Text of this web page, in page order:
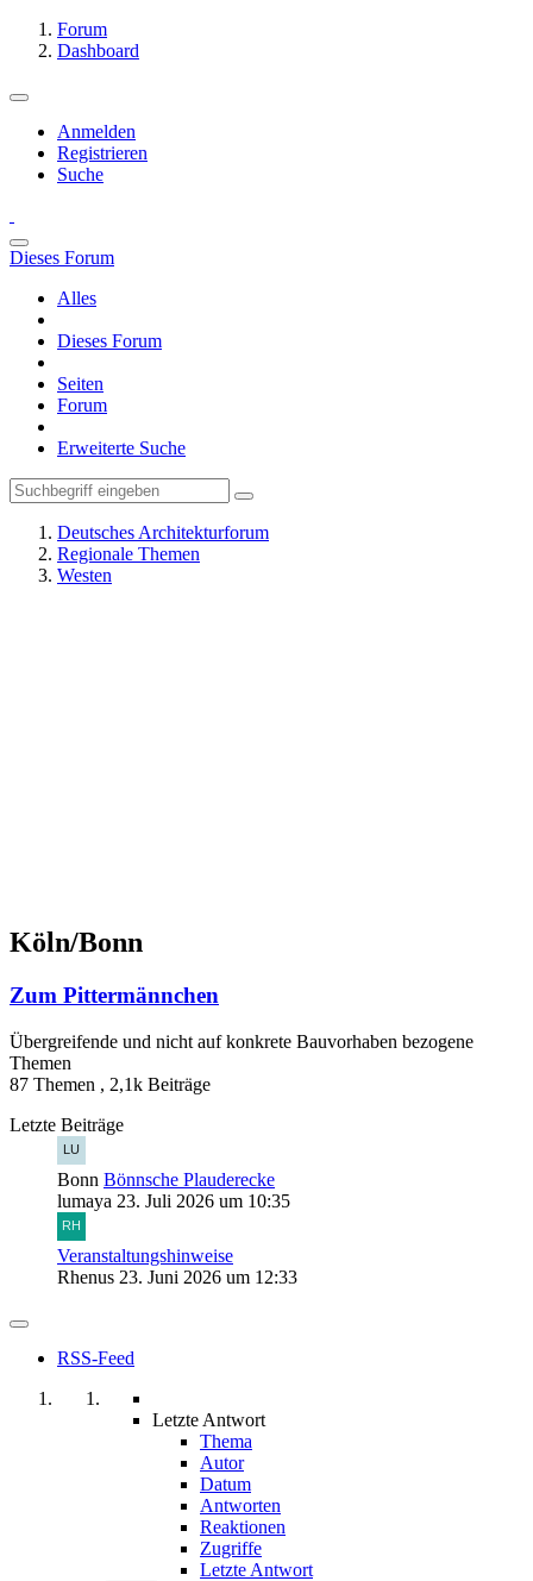
Forum
Dashboard
Anmelden
Registrieren
Suche
Dieses Forum
Alles
Dieses Forum
Seiten
Forum
Erweiterte Suche
Deutsches Architekturforum
Regionale Themen
Westen
Köln/Bonn
Zum Pittermännchen
Übergreifende und nicht auf konkrete Bauvorhaben bezogene
Themen
87 Themen , 2,1k Beiträge
Letzte Beiträge
Bonn Bönnsche Plauderecke
lumaya 23. Juli 2026 um 10:35
Veranstaltungshinweise
Rhenus 23. Juni 2026 um 12:33
RSS-Feed
Letzte Antwort
Thema
Autor
Datum
Antworten
Reaktionen
Zugriffe
Letzte Antwort